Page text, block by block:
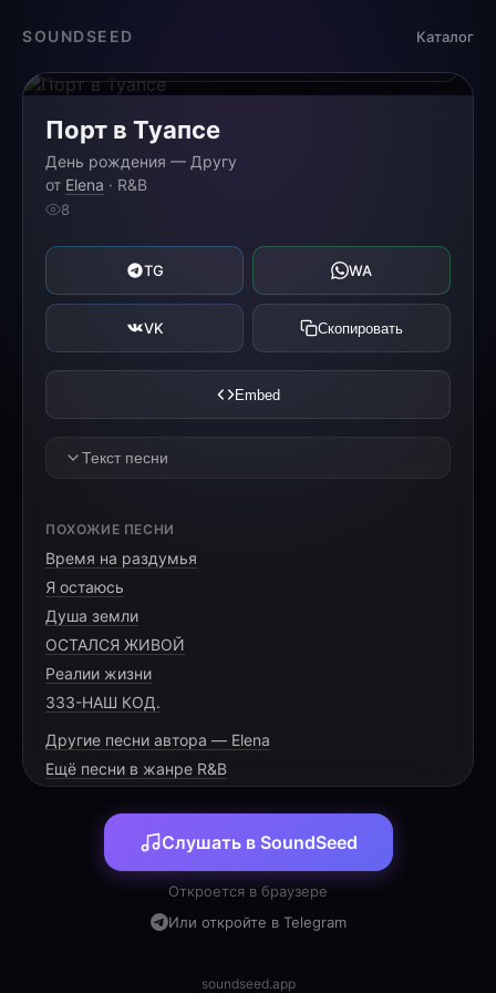
SOUNDSEED Каталог
Порт в Туапсе
День рождения — Другу
от Elena · R&B
8
TG WA
VK Скопировать
Embed
Текст песни
Вместо поля — морской причал,
Там в Туапсе — твоё начало.
Там краны танцуют под шум волны,
[PRE-CHORUS]
Юмор, знания, лёгкость души,
Дни с тобою всегда хороши.
Анатолий Викторович, сейчас,
ПОХОЖИЕ ПЕСНИ
Время на раздумья
Я остаюсь
Душа земли
ОСТАЛСЯ ЖИВОЙ
Реалии жизни
333-НАШ КОД.
Другие песни автора — Elena
Ещё песни в жанре R&B
Слушать в SoundSeed
Откроется в браузере
Или откройте в Telegram
soundseed.app